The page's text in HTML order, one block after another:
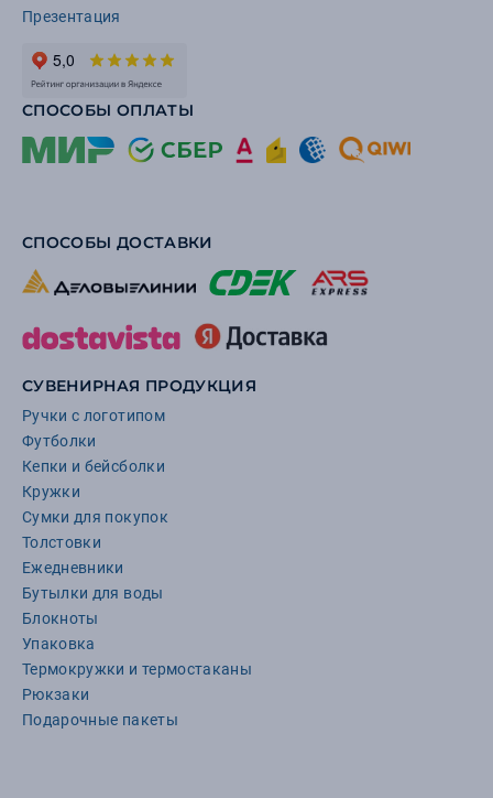
Презентация
СПОСОБЫ ОПЛАТЫ
СПОСОБЫ ДОСТАВКИ
СУВЕНИРНАЯ ПРОДУКЦИЯ
Ручки с логотипом
Футболки
Кепки и бейсболки
Кружки
Сумки для покупок
Толстовки
Ежедневники
Бутылки для воды
Блокноты
Упаковка
Термокружки и термостаканы
Рюкзаки
Подарочные пакеты